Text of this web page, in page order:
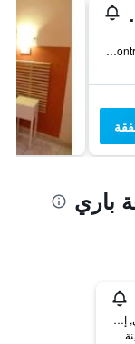
Contrada San Giovanni 210, بوليغنانو ا مار, مقاطعة باري, إيطاليا
باري
بوليغنانو ا مار, مقاطعة باري, إيطاليا